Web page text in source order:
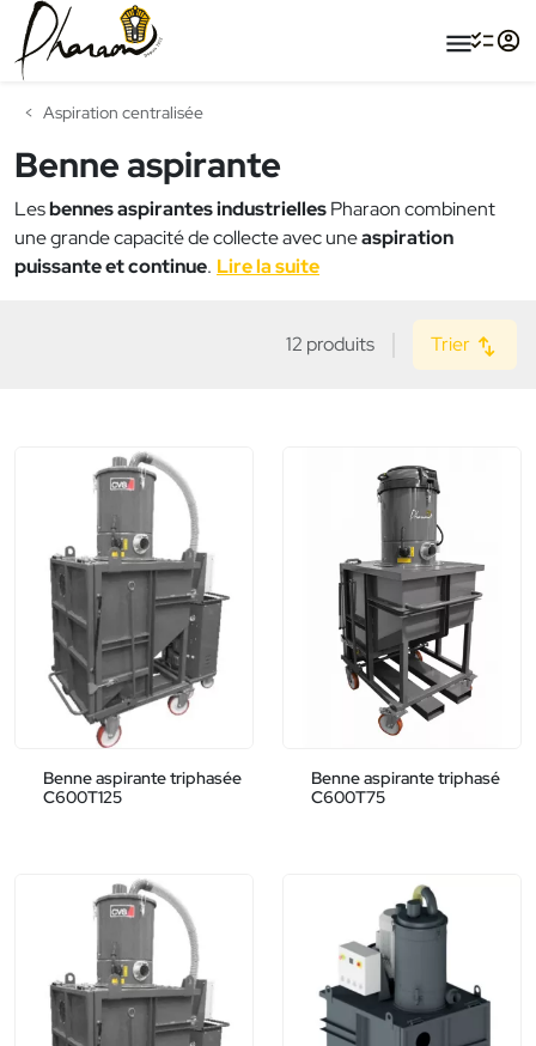
menu
Aspiration centralisée
Benne aspirante
Lesbennes aspirantes industriellesPharaon combinent
une grande capacité de collecte avec uneaspiration
puissante et continue. Lire la suite
12 produits Trier
Benne aspirante triphasée
C600T125
Benne aspirante triphasé
C600T75